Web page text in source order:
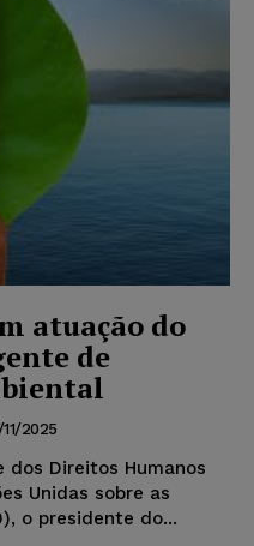
atuação do
de
11/2025
dos Direitos Humanos
Unidas sobre as
o presidente do...